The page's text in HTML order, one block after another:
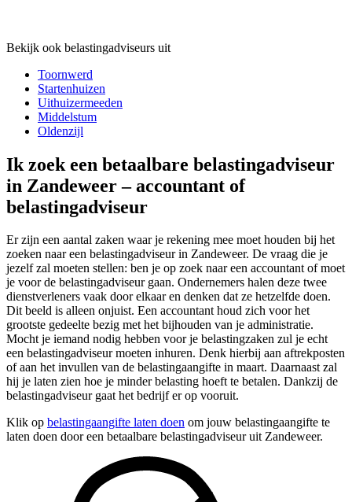
Bekijk ook belastingadviseurs uit
Toornwerd
Startenhuizen
Uithuizermeeden
Middelstum
Oldenzijl
Ik zoek een betaalbare belastingadviseur
in Zandeweer – accountant of
belastingadviseur
Er zijn een aantal zaken waar je rekening mee moet houden bij het
zoeken naar een belastingadviseur in Zandeweer. De vraag die je
jezelf zal moeten stellen: ben je op zoek naar een accountant of moet
je voor de belastingadviseur gaan. Ondernemers halen deze twee
dienstverleners vaak door elkaar en denken dat ze hetzelfde doen.
Dit beeld is alleen onjuist. Een accountant houd zich voor het
grootste gedeelte bezig met het bijhouden van je administratie.
Mocht je iemand nodig hebben voor je belastingzaken zul je echt
een belastingadviseur moeten inhuren. Denk hierbij aan aftrekposten
of aan het invullen van de belastingaangifte in maart. Daarnaast zal
hij je laten zien hoe je minder belasting hoeft te betalen. Dankzij de
belastingadviseur gaat het bedrijf er op vooruit.
Klik op belastingaangifte laten doen om jouw belastingaangifte te
laten doen door een betaalbare belastingadviseur uit Zandeweer.